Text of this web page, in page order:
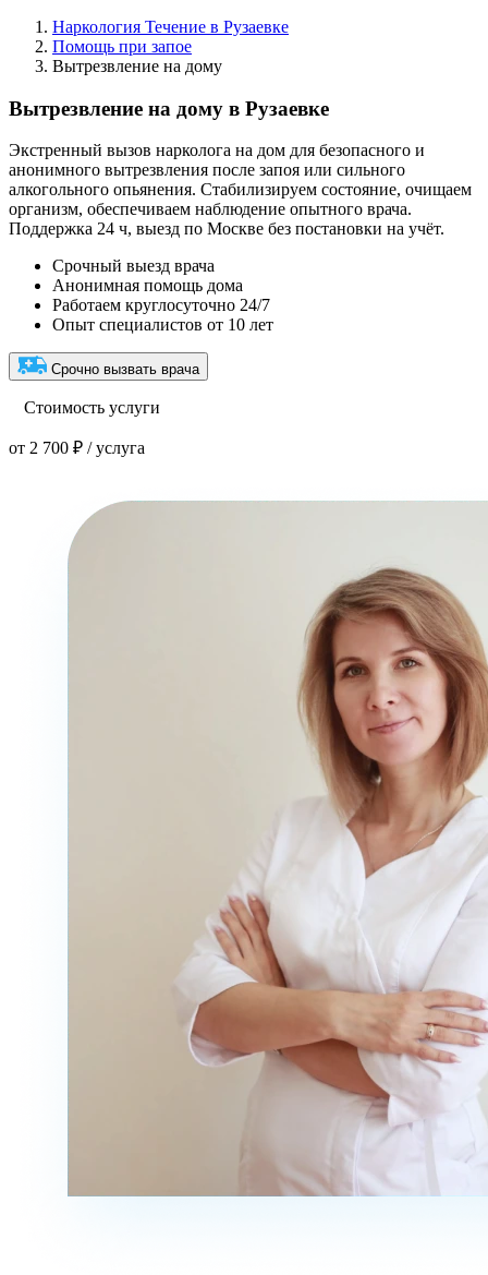
Наркология Течение в Рузаевке
Помощь при запое
Вытрезвление на дому
Вытрезвление на дому в Рузаевке
Экстренный вызов нарколога на дом для безопасного и
анонимного вытрезвления после запоя или сильного
алкогольного опьянения. Стабилизируем состояние, очищаем
организм, обеспечиваем наблюдение опытного врача.
Поддержка 24 ч, выезд по Москве без постановки на учёт.
Срочный выезд врача
Анонимная помощь дома
Работаем круглосуточно 24/7
Опыт специалистов от 10 лет
Срочно вызвать врача
Стоимость услуги
от 2 700 ₽ / услуга